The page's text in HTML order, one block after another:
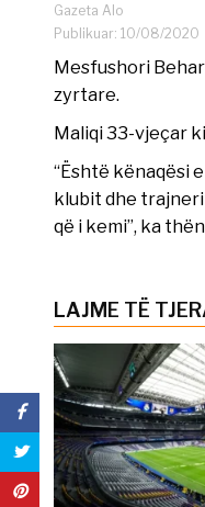
Gazeta Alo
Publikuar: 10/08/2020
Mesfushori
zyrtare.
Maliqi 33-vjeçar
“Është kënaqësi
klubit dhe
që i kemi”, ka
LAJME TË